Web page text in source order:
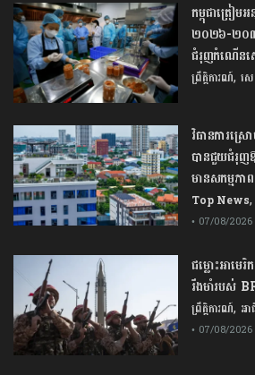
កម្ពុជា​ត្រៀម
២០២៦​-​២០៣
ជំរុញ​កំណើន​សេ
ព្រឹត្តិការណ៍, សេ
វិធានការស្រ
បាន​ជួយ​ជំរុញ
មានសកម្មភាព
Top News
• 07/08/2026
ជម្លោះ​អាមេ
រឹងមាំ​របស់​
ព្រឹត្តិការណ៍, អា
• 07/08/2026